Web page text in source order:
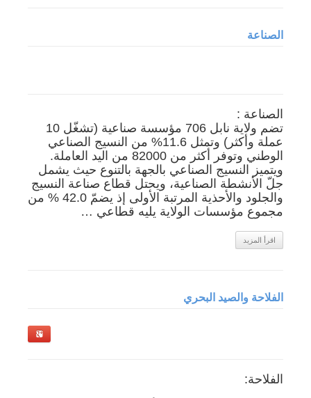
الصناعة
الصناعة :
تضم ولاية نابل 706 مؤسسة صناعية (تشغّل 10
عملة وأكثر) وتمثل 11.6% من النسيج الصناعي
الوطني وتوفر أكثر من 82000 من اليد العاملة.
ويتميز النسيج الصناعي بالجهة بالتنوع حيث يشمل
جلّ الأنشطة الصناعية، ويحتل قطاع صناعة النسيج
والجلود والأحذية المرتبة الأولى إذ يضمّ 42.0 % من
مجموع مؤسسات الولاية يليه قطاعي …
اقرأ المزيد
الفلاحة والصيد البحري
الفلاحة: